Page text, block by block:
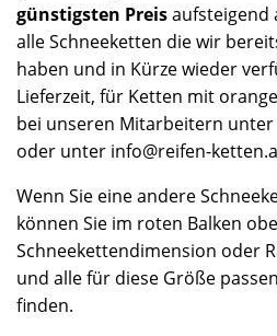
günstigsten Preisaufsteigend
alle Schneeketten die wir
haben und in Kürze wieder
Lieferzeit, für Ketten mit
bei unseren Mitarbeitern unter
oder unter info@reifen-
Wenn Sie eine andere
können Sie im roten Balken
Schneekettendimension oder
und alle für diese Größe
finden.